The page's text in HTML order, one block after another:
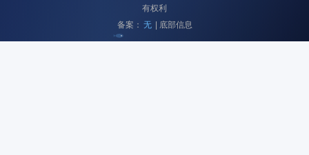
有权利
备案： 无 | 底部信息